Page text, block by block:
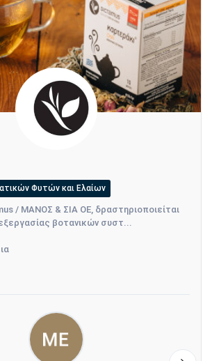
Φυτών και Ελαίων
/ ΜΑΝΟΣ & ΣΙΑ ΟΕ, δραστηριοποιείται
βοτανικών συστ...